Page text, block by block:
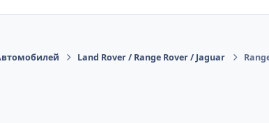
Land Rover / Range Rover / Jaguar